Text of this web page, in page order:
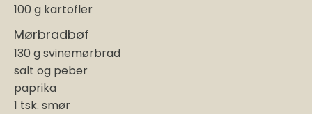
100 g kartofler
Mørbradbøf
130 g svinemørbrad
salt og peber
paprika
1 tsk. smør